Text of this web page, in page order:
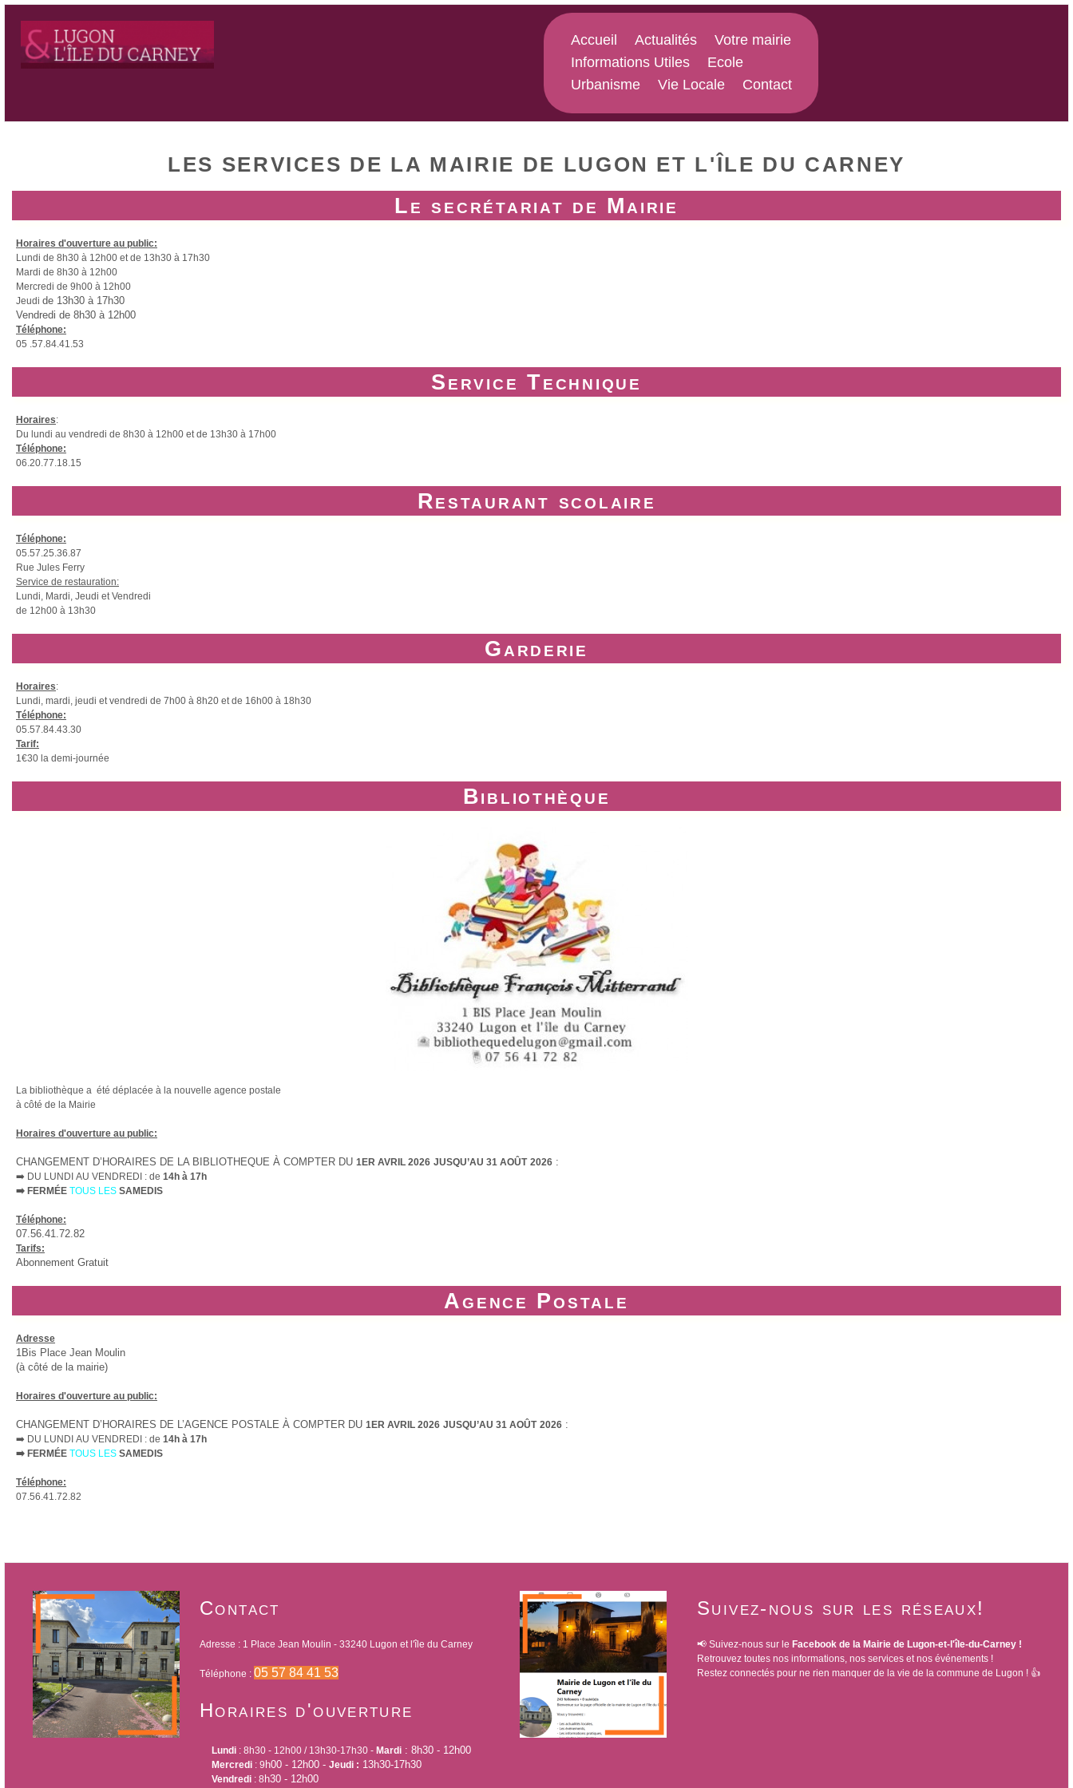
Accueil Actualités
Votre mairie
Informations Utiles
Ecole
Urbanisme
Vie Locale Contact
LES SERVICES DE LA MAIRIE DE LUGON ET L'ÎLE DU CARNEY
Le secrétariat de Mairie
Horaires d'ouverture au public:
Lundi de 8h30 à 12h00 et de 13h30 à 17h30
Mardi de 8h30 à 12h00
Mercredi de 9h00 à 12h00
Jeudi de 13h30 à 17h30
Vendredi de 8h30 à 12h00
Téléphone:
05 .57.84.41.53
Service Technique
Horaires:
Du lundi au vendredi de 8h30 à 12h00 et de 13h30 à 17h00
Téléphone:
06.20.77.18.15
Restaurant scolaire
Téléphone:
05.57.25.36.87
Rue Jules Ferry
Service de restauration:
Lundi, Mardi, Jeudi et Vendredi
de 12h00 à 13h30
Garderie
Horaires:
Lundi, mardi, jeudi et vendredi de 7h00 à 8h20 et de 16h00 à 18h30
Téléphone:
05.57.84.43.30
Tarif:
1€30 la demi-journée
Bibliothèque
La bibliothèque a été déplacée à la nouvelle agence postale
à côté de la Mairie
Horaires d'ouverture au public:
CHANGEMENT D’HORAIRES DE LA BIBLIOTHEQUE À COMPTER DU 1ER AVRIL 2026 JUSQU’AU 31 AOÛT 2026 :
➡️ DU LUNDI AU VENDREDI : de 14h à 17h
➡️ FERMÉE TOUS LES SAMEDIS
Téléphone:
07.56.41.72.82
Tarifs:
Abonnement Gratuit
Agence Postale
Adresse
1Bis Place Jean Moulin
(à côté de la mairie)
Horaires d'ouverture au public:
CHANGEMENT D’HORAIRES DE L’AGENCE POSTALE À COMPTER DU 1ER AVRIL 2026 JUSQU’AU 31 AOÛT 2026 :
➡️ DU LUNDI AU VENDREDI : de 14h à 17h
➡️ FERMÉE TOUS LES SAMEDIS
Téléphone:
07.56.41.72.82
Contact
Adresse : 1 Place Jean Moulin - 33240 Lugon et l'île du Carney
Téléphone : 05 57 84 41 53
Horaires d'ouverture
Lundi : 8h30 - 12h00 / 13h30-17h30 - Mardi : 8h30 - 12h00
Mercredi : 9 h00 - 12h00 - Jeudi : 13h30-17h30
Vendredi : 8 h30 - 12h00
Suivez-nous sur les réseaux!
📢 Suivez-nous sur le Facebook de la Mairie de Lugon-et-l'île-du-Carney !
Retrouvez toutes nos informations, nos services et nos événements !
Restez connectés pour ne rien manquer de la vie de la commune de Lugon ! 👍